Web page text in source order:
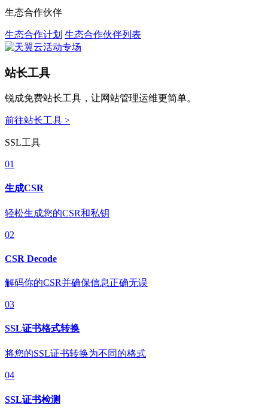
生态合作伙伴
生态合作计划 生态合作伙伴列表
站长工具
锐成免费站长工具，让网站管理运维更简单。
前往站长工具 >
SSL工具
01
生成CSR
轻松生成您的CSR和私钥
02
CSR Decode
解码你的CSR并确保信息正确无误
03
SSL证书格式转换
将您的SSL证书转换为不同的格式
04
SSL证书检测